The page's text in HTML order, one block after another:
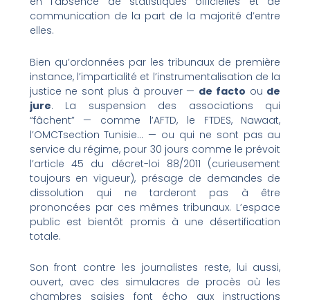
communication de la part de la majorité d’entre
elles.
Bien qu’ordonnées par les tribunaux de première
instance, l’impartialité et l’instrumentalisation de la
justice ne sont plus à prouver — de facto ou de
jure. La suspension des associations qui
“fâchent” — comme l’AFTD, le FTDES, Nawaat,
l’OMCTsection Tunisie… — ou qui ne sont pas au
service du régime, pour 30 jours comme le prévoit
l’article 45 du décret-loi 88/2011 (curieusement
toujours en vigueur), présage de demandes de
dissolution qui ne tarderont pas à être
prononcées par ces mêmes tribunaux. L’espace
public est bientôt promis à une désertification
totale.
Son front contre les journalistes reste, lui aussi,
ouvert, avec des simulacres de procès où les
chambres saisies font écho aux instructions